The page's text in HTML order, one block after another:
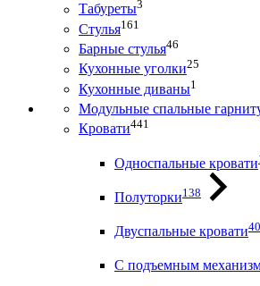
Табуреты3
Стулья161
Барные стулья46
Кухонные уголки25
Кухонные диваны1
Модульные спальные
Кровати441
Односпальные кровати
Полуторки138
Двуспальные кровати
С подъемным